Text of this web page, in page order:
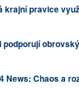
krajní pravice
podporují
News: Chaos a